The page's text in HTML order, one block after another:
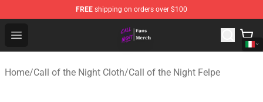
FREE shipping on orders over $100
Open menu
Call of the Night Store - Official Call of the Night
Home/Call of the Night Cloth/Call of the Night Felpe